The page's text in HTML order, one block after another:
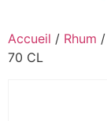
Accueil / Rhum
70 CL